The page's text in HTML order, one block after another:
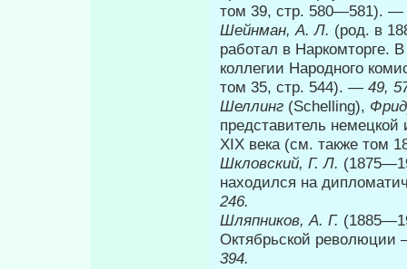
том 39, стр. 580—581). —
Шейнман, А. Л. (род. в
работал в Наркомторге.
коллегии Народного
том 35, стр. 544). — 49,
Шеллинг (Schelling),
представитель
XIX века (см. также том
Шкловский, Г. Л.
находился на
246.
Шляпников, А. Г.
Октябрьской
394.